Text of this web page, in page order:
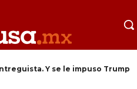
Y se le impuso Trump